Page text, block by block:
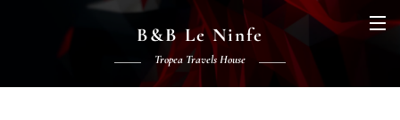
B&B Le Ninfe
Tropea Travels House